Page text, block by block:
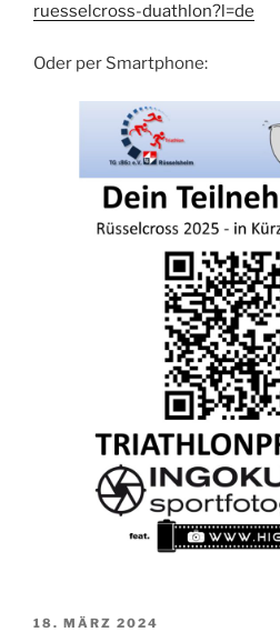
ruesselcross-duathlon?l=de
Oder per Smartphone:
VERÖFFENTLICHT
18. MÄRZ 2024